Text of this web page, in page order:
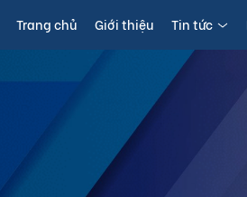
Trang chủ Giới thiệu Tin tức